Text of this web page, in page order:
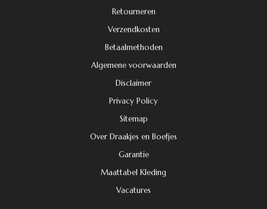
Retourneren
Verzendkosten
Betaalmethoden
Algemene voorwaarden
Disclaimer
Privacy Policy
Sitemap
Over Draakjes en Boefjes
Garantie
Maattabel Kleding
Vacatures